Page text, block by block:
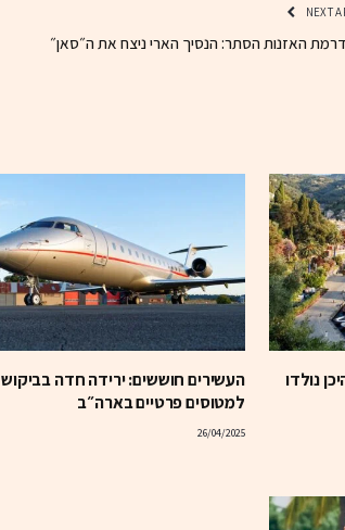
NEXT
האזנות הסתר: הנסיך הארי ניצח את ה״סאן״
נולדו
העשירים חוששים: ירידה חדה בביקוש
למטוסים פרטיים בארה״ב
26/04/2025